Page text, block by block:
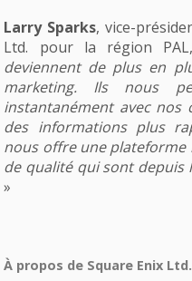
Larry Sparks, vice-
Ltd. pour la région
deviennent de plus en
marketing. Ils nous
instantanément avec nos
des informations plus
nous offre une plateforme
de qualité qui sont depuis
»
À propos de Square Enix Ltd.